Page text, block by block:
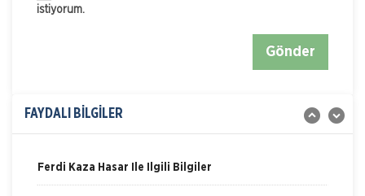
istiyorum.
Gönder
FAYDALI BİLGİLER
Yangın Hasarı ile ilgili Bilgiler
Ferdi Kaza Hasar İle İlgili Bilgiler